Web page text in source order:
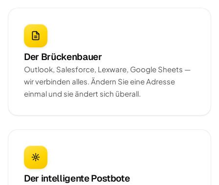
Der Brückenbauer
Outlook, Salesforce, Lexware, Google Sheets —
wir verbinden alles. Ändern Sie eine Adresse
einmal und sie ändert sich überall.
Der intelligente Postbote